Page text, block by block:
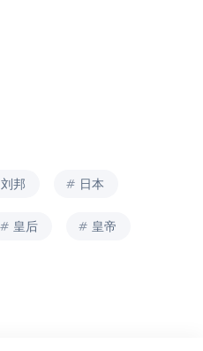
刘邦 日本
皇后 皇帝